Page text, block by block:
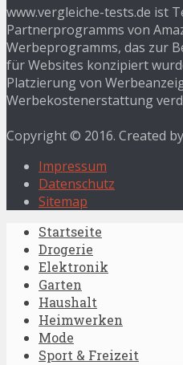
www.vergleiche-tests.de ist
Partnerprogramms von
Werbeprogramms, das zur
für Websites konzipiert
Platzierung von
Werbekostenerstattung
Copyright © 2016. Created
Impressum
Datenschutz
Sitemap
Startseite
Drogerie
Elektronik
Garten
Haushalt
Heimwerken
Mode
Sport & Freizeit